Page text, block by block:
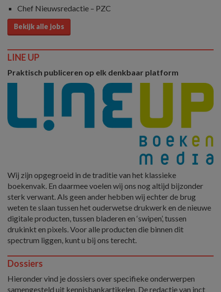
Chef Nieuwsredactie – PZC
Bekijk alle jobs
LINE UP
Praktisch publiceren op elk denkbaar platform
Wij zijn opgegroeid in de traditie van het klassieke
boekenvak. En daarmee voelen wij ons nog altijd bijzonder
sterk verwant. Als geen ander hebben wij echter de brug
weten te slaan tussen het ouderwetse drukwerk en de nieuwe
digitale producten, tussen bladeren en ‘swipen’, tussen
drukinkt en pixels. Voor alle producten die binnen dit
spectrum liggen, kunt u bij ons terecht.
Dossiers
Hieronder vind je dossiers over specifieke onderwerpen
samengesteld uit kennisbankartikelen. De redactie van inct